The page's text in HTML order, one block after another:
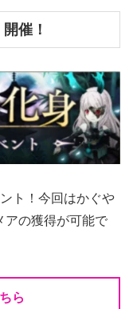
催！
ト！今回はかぐや
アの獲得が可能で
ら